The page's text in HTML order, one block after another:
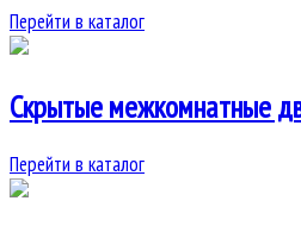
Перейти в каталог
Скрытые межкомнатные
Перейти в каталог